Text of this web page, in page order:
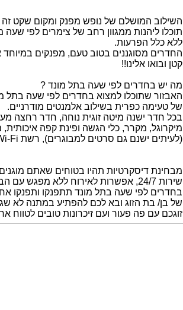
השילוב המושלם של נופש מפנק ומקום שקט
תוכלו ליהנות ממגוון רחב של צימרים לפי שעה
ללא כלל הפרעות.
החדרים מסוגננים בטוב טעם, מפנקים במיוחד
קטן ובואו אלינו!!
מה יש בחדרים לפי שעה בתל מונד ?
האבזור שתוכלו למצוא בחדרים לפי שעה בתל
של טעימה כפרית בשילוב אלמנטים מודרניים.
בכל חדר ישנה מיטה זוגית נוחה, חדר רחצה
מיקרוגל, מקרר, כלי הגשה ופינת קפה
(לעיתים ישנם גם סרטים למבוגרים), רשת Wi-Fi, פינת אוכל זוגית, יין איכותי ומגוון פינוקים..
מבחינת דיסקרטיות תהיו בטוחים שאתם
שירות 24/7, אפשרות לאירוח ללא מפגש עם הבעלים ותיבת שירות שתמתין בכניסה לחדר.
בחדרים לפי שעה בתל מונד תתפנקו ותפנקו
של בן/ בת הזוג ובא לכם להפתיע במתנה לא
זוגכם עם פה פעור ועם זיכרונות טובים לטווח